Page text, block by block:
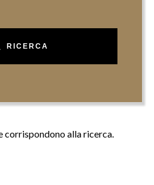
corrispondono alla ricerca.
RICERCA